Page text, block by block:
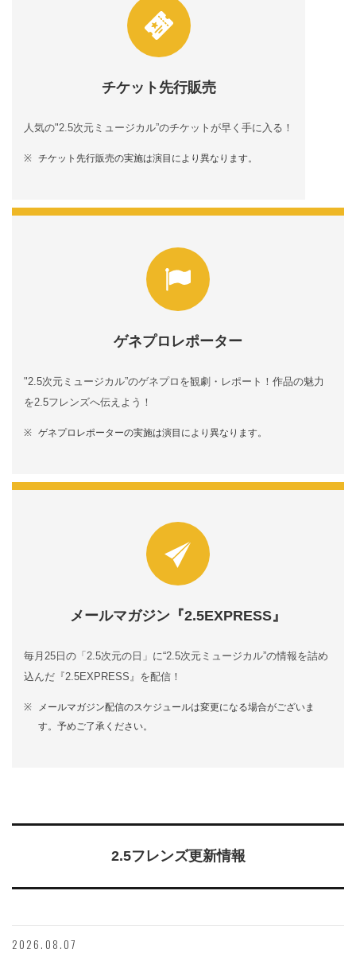
チケット先行販売
人気の"2.5次元ミュージカル”のチケットが早く手に入る！
チケット先行販売の実施は演目により異なります。
ゲネプロレポーター
"2.5次元ミュージカル”のゲネプロを観劇・レポート！作品の魅力
を2.5フレンズへ伝えよう！
ゲネプロレポーターの実施は演目により異なります。
メールマガジン『2.5EXPRESS』
毎月25日の「2.5次元の日」に“2.5次元ミュージカル”の情報を詰め
込んだ『2.5EXPRESS』を配信！
メールマガジン配信のスケジュールは変更になる場合がございま
す。予めご了承ください。
2.5フレンズ更新情報
2026.08.07